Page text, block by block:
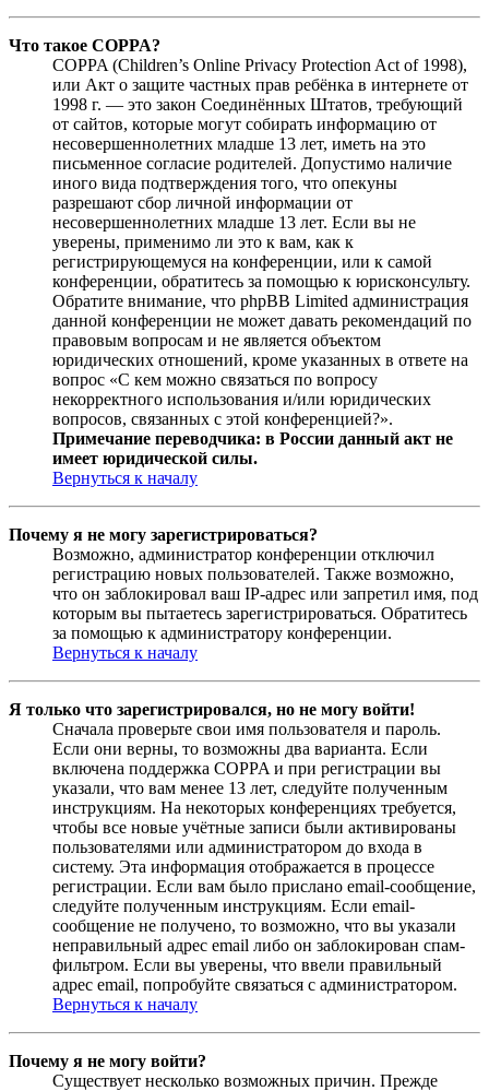
Что такое COPPA?
COPPA (Children’s Online Privacy Protection Act of 1998),
или Акт о защите частных прав ребёнка в интернете от
1998 г. — это закон Соединённых Штатов, требующий
от сайтов, которые могут собирать информацию от
несовершеннолетних младше 13 лет, иметь на это
письменное согласие родителей. Допустимо наличие
иного вида подтверждения того, что опекуны
разрешают сбор личной информации от
несовершеннолетних младше 13 лет. Если вы не
уверены, применимо ли это к вам, как к
регистрирующемуся на конференции, или к самой
конференции, обратитесь за помощью к юрисконсульту.
Обратите внимание, что phpBB Limited администрация
данной конференции не может давать рекомендаций по
правовым вопросам и не является объектом
юридических отношений, кроме указанных в ответе на
вопрос «С кем можно связаться по вопросу
некорректного использования и/или юридических
вопросов, связанных с этой конференцией?».
Примечание переводчика: в России данный акт не
имеет юридической силы.
Вернуться к началу
Почему я не могу зарегистрироваться?
Возможно, администратор конференции отключил
регистрацию новых пользователей. Также возможно,
что он заблокировал ваш IP-адрес или запретил имя, под
которым вы пытаетесь зарегистрироваться. Обратитесь
за помощью к администратору конференции.
Вернуться к началу
Я только что зарегистрировался, но не могу войти!
Сначала проверьте свои имя пользователя и пароль.
Если они верны, то возможны два варианта. Если
включена поддержка COPPA и при регистрации вы
указали, что вам менее 13 лет, следуйте полученным
инструкциям. На некоторых конференциях требуется,
чтобы все новые учётные записи были активированы
пользователями или администратором до входа в
систему. Эта информация отображается в процессе
регистрации. Если вам было прислано email-сообщение,
следуйте полученным инструкциям. Если email-
сообщение не получено, то возможно, что вы указали
неправильный адрес email либо он заблокирован спам-
фильтром. Если вы уверены, что ввели правильный
адрес email, попробуйте связаться с администратором.
Вернуться к началу
Почему я не могу войти?
Существует несколько возможных причин. Прежде